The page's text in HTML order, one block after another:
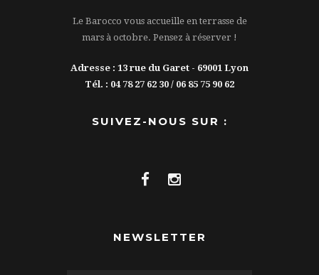
Le Barocco vous accueille en terrasse de
mars à octobre. Pensez à réserver !
Adresse : 13 rue du Garet - 69001 Lyon
Tél. : 04 78 27 62 30 / 06 85 75 90 62
SUIVEZ-NOUS SUR :
NEWSLETTER